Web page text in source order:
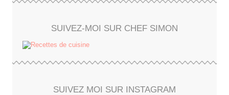
SUIVEZ-MOI SUR CHEF SIMON
SUIVEZ MOI SUR INSTAGRAM